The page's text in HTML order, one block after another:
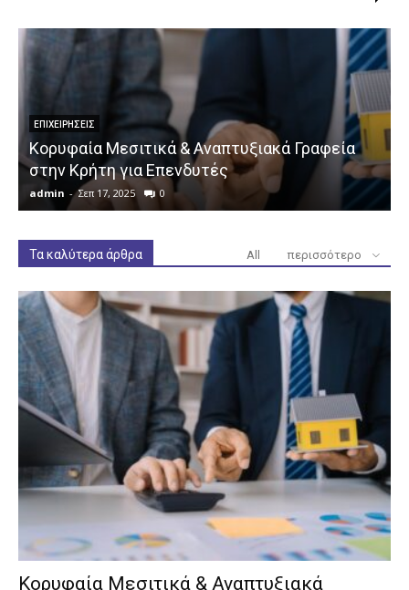
ΕΠΙΧΕΙΡΉΣΕΙΣ
Κορυφαία Μεσιτικά & Αναπτυξιακά Γραφεία
στην Κρήτη για Επενδυτές
admin - Σεπ 17, 2025 0
Τα καλύτερα άρθρα All περισσότερο
Κορυφαία Μεσιτικά & Αναπτυξιακά